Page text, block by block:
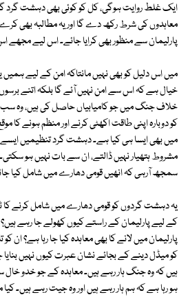
ایک غلط روایت ہوگی، کل کو کوئی بھی دہشت گرد
معاہدوں کی شرط رکھ دے گا اور یہ مطالبہ بھی
پارلیمان سے منظور بھی کرایا جائے۔ اس لیے مجھے
میں اس دلیل کو بھی نہیں مانتاکہ امن کے لیے ہمیں
خیال ہے کہ اس سے امن نہیں آئے گا بلکہ اتنے
خلاف جنگ میں جو کامیابیاں حاصل کی ہیں، وہ سب
کو دوبارہ اپنی طاقت اکھٹی کرنے اور منظم ہونے کا
میں بھی ایسا ہی کیا ہے۔ دہشت گرد تنظیمیں
مشروط ہتھیار نہیں ڈالتے، ان سے بات نہیں ہو
سمجھ آرہی کہ انھیں قومی دھارے میں شامل کیا
یہ دہشت گردوں کو قومی دھارے میں شامل کرنے
کے لیے پارلیمان کے راستے کیوں کھولے جا رہے ہیں؟
پارلیمان میں لانے کا بھی معاہدہ کیا جا رہا ہے؟ ان
کو میڈل دینے کے بجائے نشان عبرت کیوں نہیں
ہیں کہ وہ جنگ ہار رہے ہیں۔ معاہدہ کے جو خدو خال
ہو رہا ہے کہ ہم ہار رہے ہیں اور وہ جیت رہے ہیں۔